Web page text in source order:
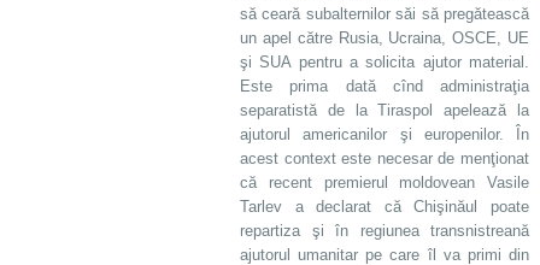
să ceară subalternilor săi să pregătească
un apel către Rusia, Ucraina, OSCE, UE
şi SUA pentru a solicita ajutor material.
Este prima dată cînd administraţia
separatistă de la Tiraspol apelează la
ajutorul americanilor şi europenilor. În
acest context este necesar de menţionat
că recent premierul moldovean Vasile
Tarlev a declarat că Chişinăul poate
repartiza şi în regiunea transnistreană
ajutorul umanitar pe care îl va primi din